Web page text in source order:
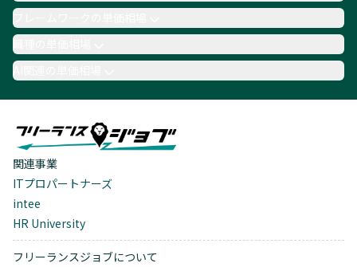
職種の単価相場
AI関連の単価相場
関連事業
ITプロパートナーズ
intee
HR University
フリーランスジョブについて